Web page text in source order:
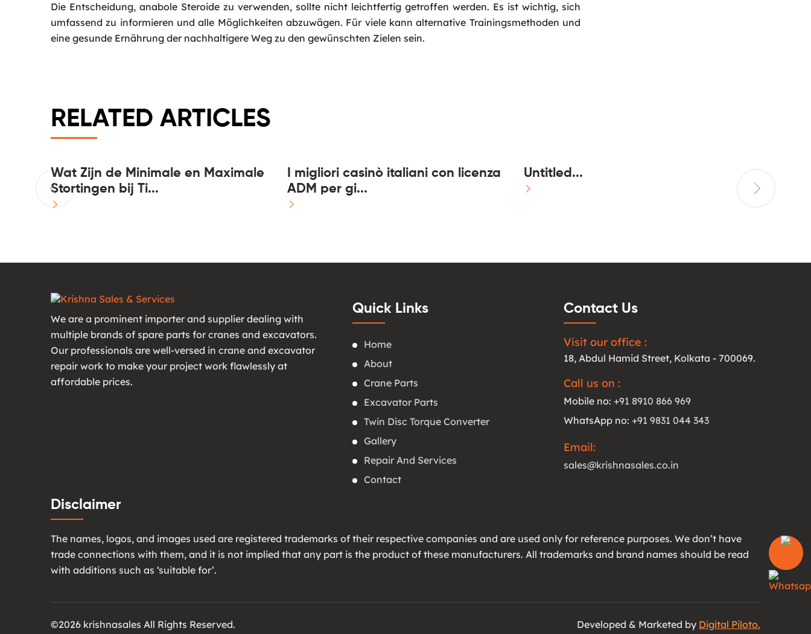
Message
Die Entscheidung, anabole Steroide zu verwenden, sollte nicht leichtfertig getroffen werden. Es ist wichtig, sich
umfassend zu informieren und alle Möglichkeiten abzuwägen. Für viele kann alternative Trainingsmethoden und
eine gesunde Ernährung der nachhaltigere Weg zu den gewünschten Zielen sein.
RELATED ARTICLES
Wat Zijn de Minimale en Maximale
Stortingen bij Ti...
I migliori casinò italiani con licenza
ADM per gi...
Untitled...
Could
We are a prominent importer and supplier dealing with
multiple brands of spare parts for cranes and excavators.
Our professionals are well-versed in crane and excavator
repair work to make your project work flawlessly at
affordable prices.
Quick Links
Home
About
Crane Parts
Excavator Parts
Twin Disc Torque Converter
Gallery
Repair And Services
Contact
Contact Us
Visit our office :
18, Abdul Hamid Street, Kolkata - 700069.
Call us on :
Mobile no: +91 8910 866 969
WhatsApp no: +91 9831 044 343
Email:
sales@krishnasales.co.in
Disclaimer
The names, logos, and images used are registered trademarks of their respective companies and are used only for reference purposes. We don’t have
trade connections with them, and it is not implied that any part is the product of these manufacturers. All trademarks and brand names should be read
with additions such as ‘suitable for’.
©2026 krishnasales All Rights Reserved. Developed & Marketed by Digital Piloto.